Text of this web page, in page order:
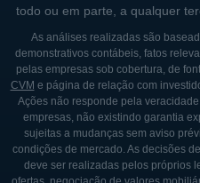
todo ou em parte, a qualquer
As análises realizadas são
demonstrativos contábeis, fatos
pelas empresas sob cobertura, de
CVM e página de relação com
Ações não responde pela
empresas, não existindo garantia
sujeitas a mudanças sem aviso
condições de mercado. As decisões
deve ser realizadas pelos próprios